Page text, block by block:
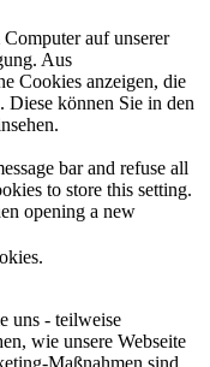
auf unserer
Aus
Cookies anzeigen, die
Diese können Sie in den
bar and refuse all
to store this setting.
opening a new
uns - teilweise
wie unsere Webseite